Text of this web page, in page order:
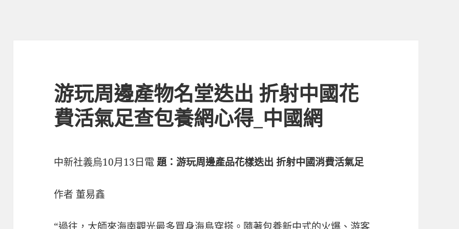
游玩周邊產物名堂迭出 折射中國花
費活氣足查包養網心得_中國網
中新社義烏10月13日電題：游玩周邊產品花樣迭出 折射中國消費活氣足
作者 董易鑫